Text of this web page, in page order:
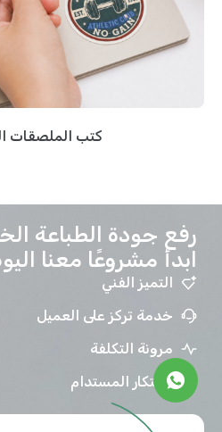
كتب الملصقات
رفع جودة الطباعة
ابدأ مشروعًا معنا
التميز الفني
خدمة تركز على العميل
مرونة التكلفة
الابتكار المستدام